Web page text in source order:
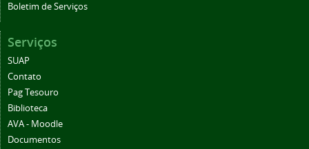
Boletim de Serviços
Serviços
SUAP
Contato
Pag Tesouro
Biblioteca
AVA - Moodle
Documentos